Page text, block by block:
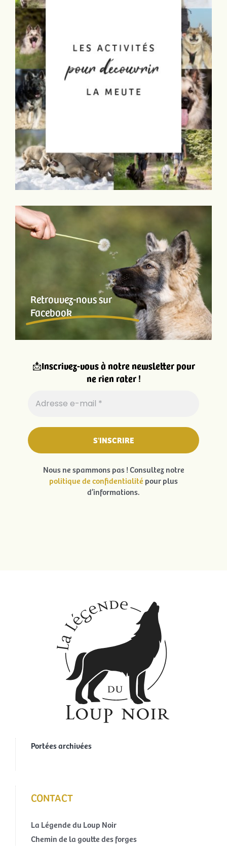
Retrouvez-nous sur
Facebook
📩Inscrivez-vous à notre newsletter pour
ne rien rater !
Nous ne spammons pas ! Consultez notre
politique de confidentialité pour plus
d’informations.
Portées archivées
CONTACT
La Légende du Loup Noir
Chemin de la goutte des forges